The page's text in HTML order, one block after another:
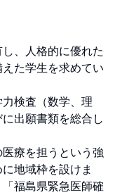
、人格的に優れた
た学生を求めてい
検査（数学、理
出願書類を総合し
療を担うという強
地域枠を設けま
福島県緊急医師確